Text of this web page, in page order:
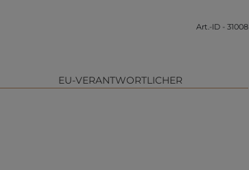
Art.-ID - 31008
EU-VERANTWORTLICHER